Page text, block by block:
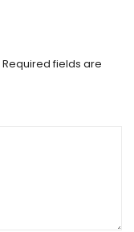
Required fields are